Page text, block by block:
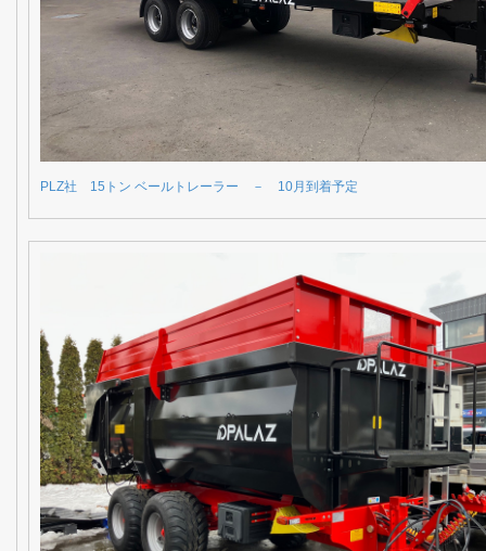
PLZ社 15トン ベールトレーラー － 10月到着予定